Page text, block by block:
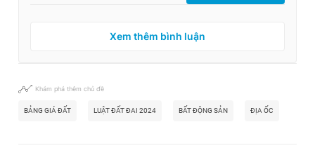
Xem thêm bình luận
Khám phá thêm chủ đề
BẢNG GIÁ ĐẤT LUẬT ĐẤT ĐAI 2024 BẤT ĐỘNG SẢN ĐỊA ỐC